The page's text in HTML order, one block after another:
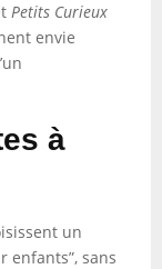
Petits Curieux
envie
à
un
enfants”, sans